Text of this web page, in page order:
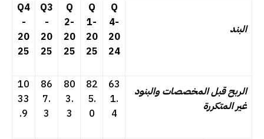
البند
Q
4-
20
24
Q
1-
20
25
Q
2-
20
25
Q3
-
20
25
Q4
-
20
25
الربح قبل المخصصات والبنود
غير المتكررة
63
1.
4
82
5.
0
80
3.
3
86
7.
3
10
33
.9